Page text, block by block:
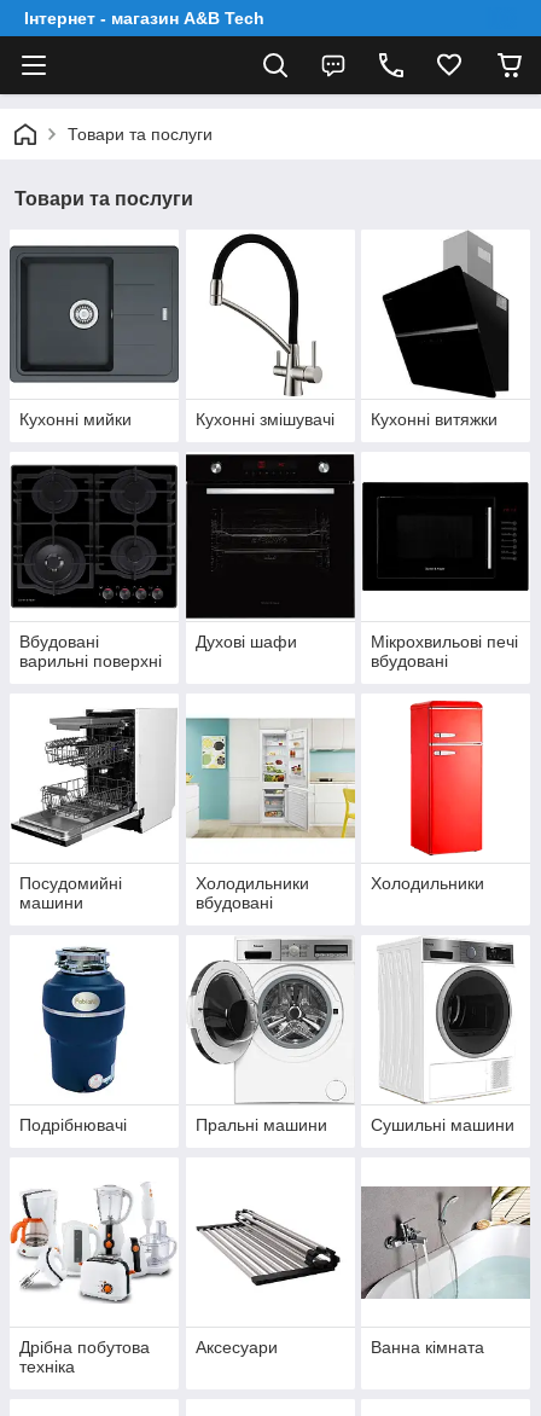
Інтернет - магазин A&B Tech
Товари та послуги
Товари та послуги
Кухонні мийки Кухонні змішувачі Кухонні витяжки
Вбудовані
варильні поверхні
Духові шафи
Мікрохвильові печі
вбудовані
Посудомийні
машини
Холодильники
вбудовані
Холодильники
Подрібнювачі Пральні машини Сушильні машини
Дрібна побутова
техніка
Аксесуари Ванна кімната